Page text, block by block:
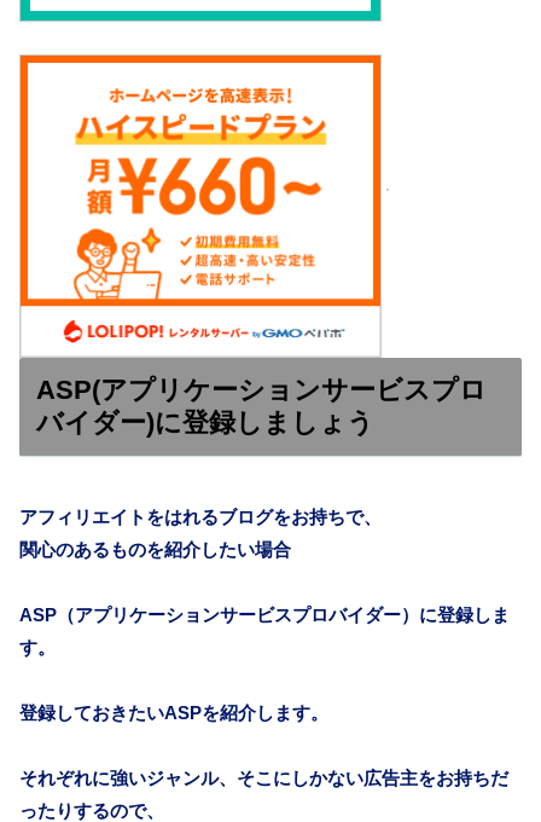
ASP(アプリケーションサービスプロ
バイダー)に登録しましょう
アフィリエイトをはれるブログをお持ちで、
関心のあるものを紹介したい場合
ASP（アプリケーションサービスプロバイダー）に登録しま
す。
登録しておきたいASPを紹介します。
それぞれに強いジャンル、そこにしかない広告主をお持ちだ
ったりするので、